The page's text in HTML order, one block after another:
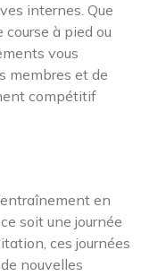
internes. Que
à pied ou
vous
membres et de
compétitif
en
soit une journée
ces journées
nouvelles